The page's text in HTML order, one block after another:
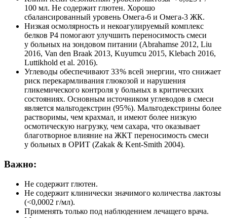
100 мл. Не содержит глютен. Хорошо
сбалансированный уровень Омега-6 и Омега-3 ЖК.
Низкая осмолярность и некоагулируемый комплекс
белков Р4 помогают улучшить переносимость смеси
у больных на зондовом питании (Abrahamse 2012, Liu
2016, Van den Braak 2013, Kuyumcu 2015, Klebach 2016,
Luttikhold et al. 2016).
Углеводы обеспечивают 33 % всей энергии, что снижает
риск перекармливания глюкозой и нарушения
гликемического контроля у больных в критических
состояниях. Основным источником углеводов в смеси
является мальтодекстрин (95 %). Мальтодекстрины более
растворимы, чем крахмал, и имеют более низкую
осмотическую нагрузку, чем сахара, что оказывает
благотворное влияние на ЖКТ переносимость смеси
у больных в ОРИТ (Zakak & Kent-Smith 2004).
Важно:
Не содержит глютен.
Не содержит клинически значимого количества лактозы
(<0,0002 г/мл).
Применять только под наблюдением лечащего врача.